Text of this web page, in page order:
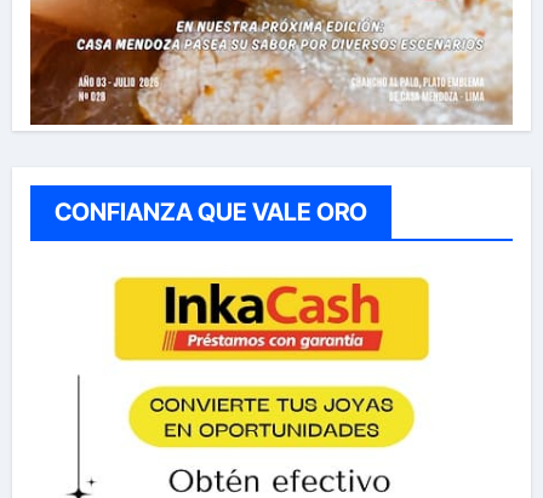
CONFIANZA QUE VALE ORO